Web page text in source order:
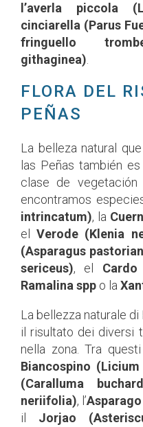
l’averla piccola
cinciarella (Parus
fringuello
githaginea).
FLORA DEL
PEÑAS
La belleza natural
las Peñas también
clase de
encontramos
intrincatum), la
elVerode (Klenia
(Asparagus
sericeus), el
Ramalina spp o la
La bellezza naturale
il risultato dei diversi
nella zona. Tra
Biancospino
(Caralluma
neriifolia), l’
il Jorjao